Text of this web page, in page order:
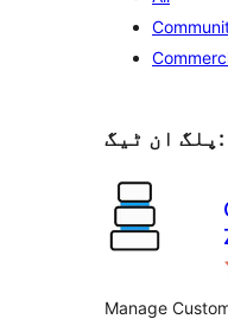
پلگ ان ٹیگ:
Manage